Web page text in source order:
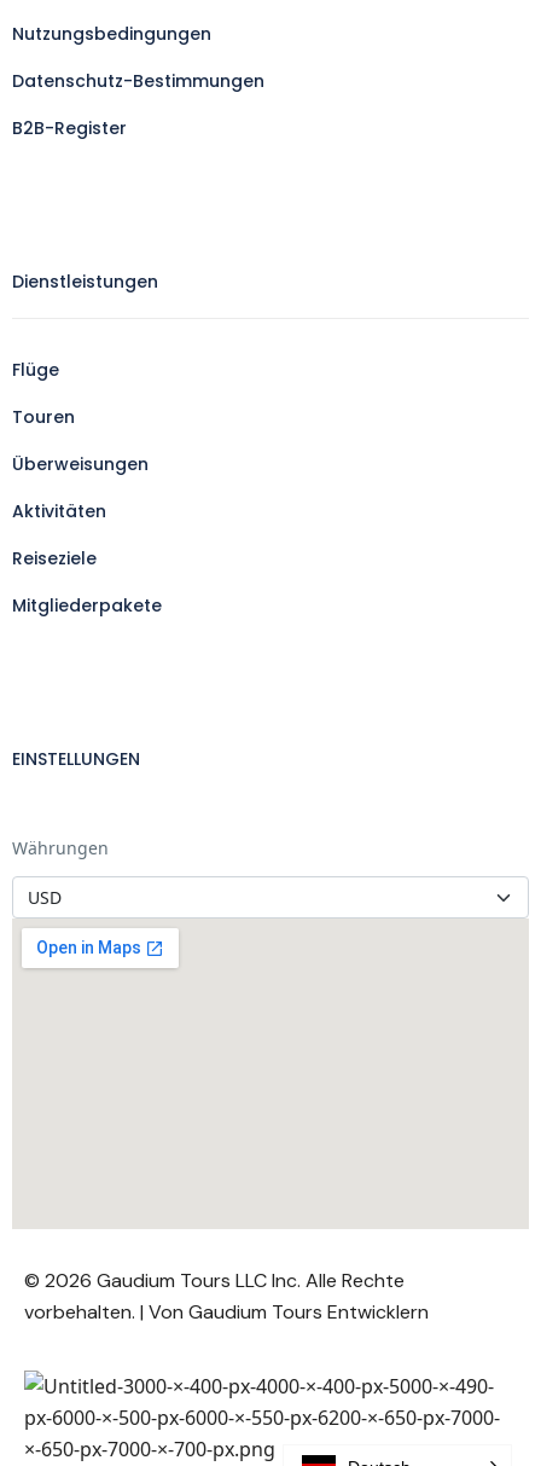
Nutzungsbedingungen
Datenschutz-Bestimmungen
B2B-Register
Dienstleistungen
Flüge
Touren
Überweisungen
Aktivitäten
Reiseziele
Mitgliederpakete
EINSTELLUNGEN
Währungen
© 2026 Gaudium Tours LLC Inc. Alle Rechte
vorbehalten. | Von Gaudium Tours Entwicklern